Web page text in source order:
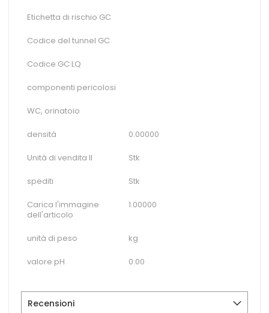
Etichetta di rischio GC
Codice del tunnel GC
Codice GC LQ
componenti pericolosi
WC, orinatoio
densità 0.00000
Unità di vendita II Stk
spediti Stk
Carica l'immagine
dell'articolo
1.00000
unità di peso kg
valore pH 0.00
Recensioni